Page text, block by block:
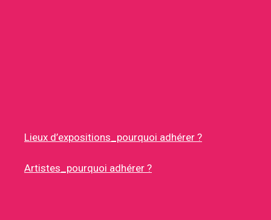
Lieux d’expositions_pourquoi adhérer ?
Artistes_pourquoi adhérer ?